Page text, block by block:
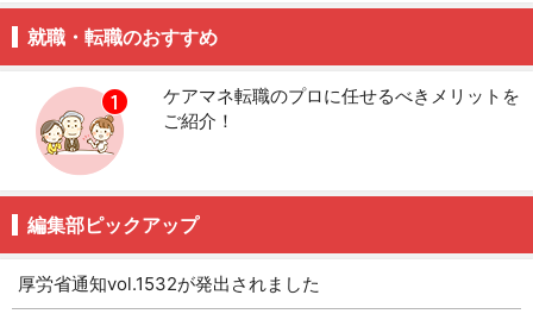
就職・転職のおすすめ
ケアマネ転職のプロに任せるべきメリットを
ご紹介！
編集部ピックアップ
厚労省通知vol.1532が発出されました